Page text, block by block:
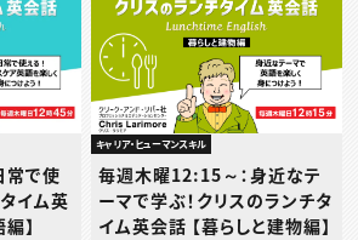
常で使
イム英
】
キャリア・ヒューマンスキル
毎週木曜12:15～：身近なテ
ーマで学ぶ！クリスのランチタ
イム英会話 【暮らしと建物編】